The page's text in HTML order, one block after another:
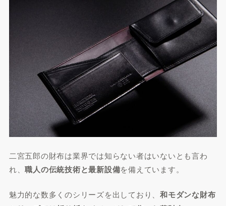
二宮五郎の財布は業界では知らない者はいないとも言わ
れ、職人の伝統技術と最新設備を備えています。
魅力的な数多くのシリーズを出しており、和モダンな財布